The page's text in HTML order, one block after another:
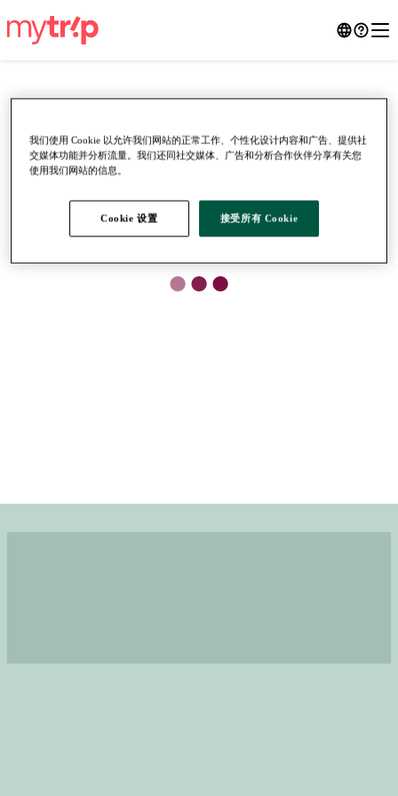
●●●
我们使用 Cookie 以允许我们网站的正常工作、个性化设计内容和广告、提供社
交媒体功能并分析流量。我们还同社交媒体、广告和分析合作伙伴分享有关您
使用我们网站的信息。
Cookie 设置 接受所有 Cookie